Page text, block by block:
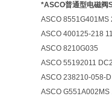
*ASCO普通型电磁阀
ASCO 8551G401MS
ASCO 400125-218
ASCO 8210G035
ASCO 55192011
ASCO 238210-058-
ASCO G551A002MS